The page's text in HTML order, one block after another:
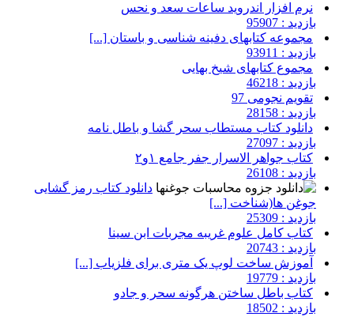
نرم افزار اندروید ساعات سعد و نحس
بازدید : 95907
مجموعه کتابهای دفینه شناسی و باستان [...]
بازدید : 93911
مجموع کتابهای شیخ بهایی
بازدید : 46218
تقویم نجومی 97
بازدید : 28158
دانلود کتاب مستطاب سحر گشا و باطل نامه
بازدید : 27097
کتاب جواهر الاسرار جفر جامع ۱و۲
بازدید : 26108
دانلود کتاب رمز گشایی
جوغن ها(شناخت [...]
بازدید : 25309
کتاب کامل علوم غریبه مجربات ابن سینا
بازدید : 20743
آموزش ساخت لوپ یک متری برای فلزیاب [...]
بازدید : 19779
کتاب باطل ساختن هرگونه سحر و جادو
بازدید : 18502